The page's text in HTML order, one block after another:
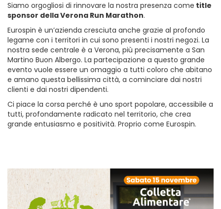
Siamo orgogliosi di rinnovare la nostra presenza come title
sponsor della Verona Run Marathon.
Eurospin è un’azienda cresciuta anche grazie al profondo
legame con i territori in cui sono presenti i nostri negozi. La
nostra sede centrale è a Verona, più precisamente a San
Martino Buon Albergo. La partecipazione a questo grande
evento vuole essere un omaggio a tutti coloro che abitano
e amano questa bellissima città, a cominciare dai nostri
clienti e dai nostri dipendenti.
Ci piace la corsa perché è uno sport popolare, accessibile a
tutti, profondamente radicato nel territorio, che crea
grande entusiasmo e positività. Proprio come Eurospin.